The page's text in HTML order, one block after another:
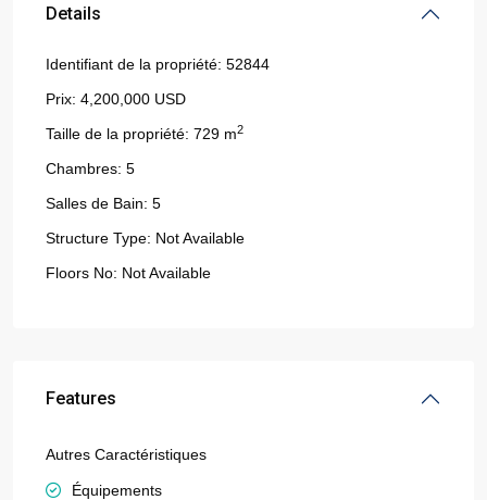
Details
Identifiant de la propriété: 52844
Prix: 4,200,000 USD
Taille de la propriété: 729 m2
Chambres: 5
Salles de Bain: 5
Structure Type: Not Available
Floors No: Not Available
Features
Autres Caractéristiques
Équipements